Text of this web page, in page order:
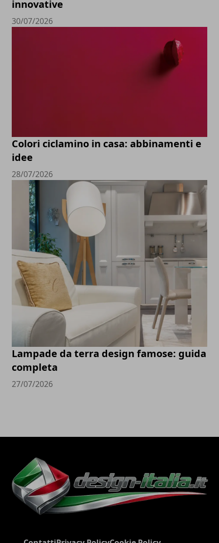
innovative
30/07/2026
Colori ciclamino in casa: abbinamenti e
idee
28/07/2026
Lampade da terra design famose: guida
completa
27/07/2026